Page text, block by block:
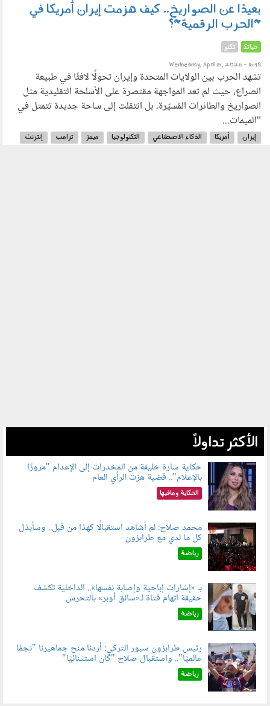
بعيدًا عن الصواريخ.. كيف هزمت إيران أمريكا في
"الحرب الرقمية"؟
حياتك تكنو
Wednesday, April 15, 2026 - 16:48
تشهد الحرب بين الولايات المتحدة وإيران تحولًا لافتًا في طبيعة
الصراع، حيث لم تعد المواجهة مقتصرة على الأسلحة التقليدية مثل
الصواريخ والطائرات المُسيّرة، بل انتقلت إلى ساحة جديدة تتمثل في
"الميمات...
إيران أمريكا الذكاء الاصطناعي التكنولوجيا ميمز ترامب
إنترنت
الأكثر تداولاً
060801.jpeg
حكاية سارة خليفة من المخدرات إلى الإعدام "مرورًا
بالإعلام".. قضية هزت الرأي العام
الحكاية ومافيها
060802.jpg
محمد صلاح: لم أشاهد استقبالًا كهذا من قبل.. وسأبذل
كل ما لدي مع طرابزون
رياضة
060804.jpg
بـ «إشارات إباحية وإصابة نفسها».. الداخلية تكشف
حقيقة اتهام فتاة لـ«سائق أوبر» بالتحرش
رياضة
060803.jpg
رئيس طرابزون سبور التركي: أردنا منح جماهيرنا "نجمًا
عالميًا".. واستقبال صلاح "كان استثنائيًا"
رياضة